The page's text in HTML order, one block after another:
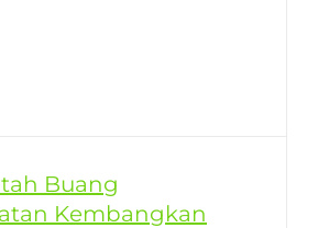
Buang
Kembangkan